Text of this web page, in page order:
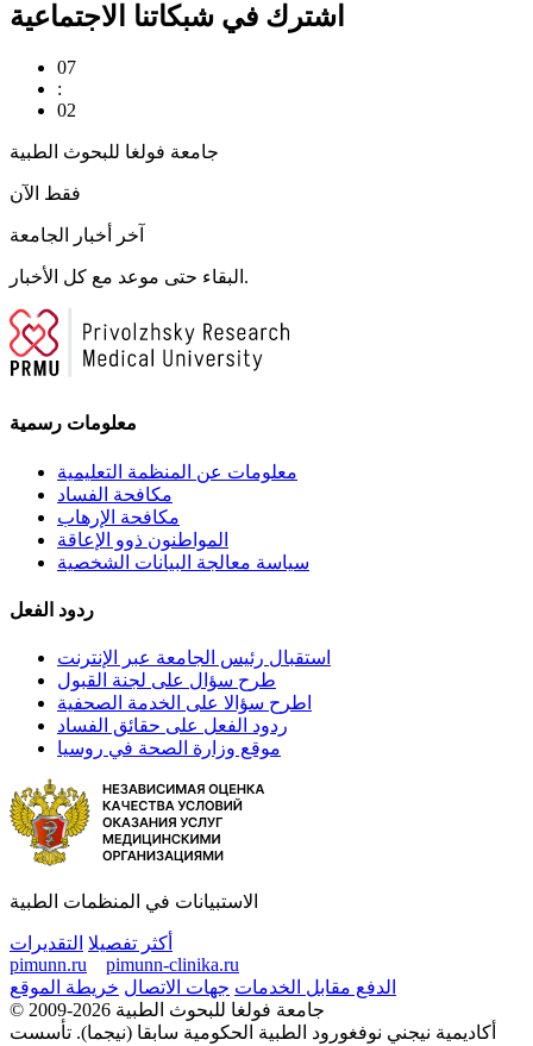
اشترك في شبكاتنا الاجتماعية
07
:
02
جامعة فولغا للبحوث الطبية
فقط الآن
آخر أخبار الجامعة
البقاء حتى موعد مع كل الأخبار.
معلومات رسمية
معلومات عن المنظمة التعليمية
مكافحة الفساد
مكافحة الإرهاب
المواطنون ذوو الإعاقة
سياسة معالجة البيانات الشخصية
ردود الفعل
استقبال رئيس الجامعة عبر الإنترنت
طرح سؤال على لجنة القبول
اطرح سؤالا على الخدمة الصحفية
ردود الفعل على حقائق الفساد
موقع وزارة الصحة في روسيا
الاستبيانات في المنظمات الطبية
أكثر تفصيلا التقديرات
pimunn.ru
pimunn-clinika.ru
الدفع مقابل الخدمات جهات الاتصال خريطة الموقع
© 2009-2026 جامعة فولغا للبحوث الطبية
أكاديمية نيجني نوفغورود الطبية الحكومية سابقا (نيجما). تأسست